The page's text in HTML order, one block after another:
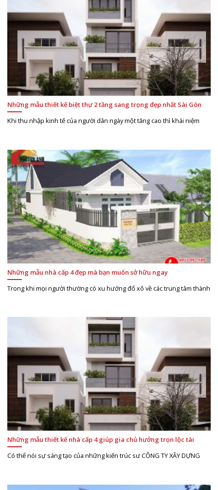
Những mẫu thiết kế biệt thự 2 tầng sang trọng đẹp nhất Sài Gòn
Khi thu nhập kinh tế của người dân ngày một tăng cao thì khái niệm
Những mẫu nhà cấp 4 đẹp mà bạn muốn sở hữu ngay
Trong khi mọi người thường có xu hướng đổ xô về các trung tâm thành
Những mẫu thiết kế nhà cấp 4 giúp gia chủ hưởng trọn lộc tài
Có thể nói sự sáng tạo của những kiến trúc sư CÔNG TY XÂY DỰNG